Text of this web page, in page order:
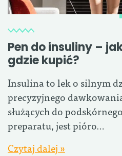
Pen do insuliny –
gdzie kupić?
Insulina to lek o silnym
precyzyjnego
służących do
preparatu, jest pióro…
Czytaj dalej »